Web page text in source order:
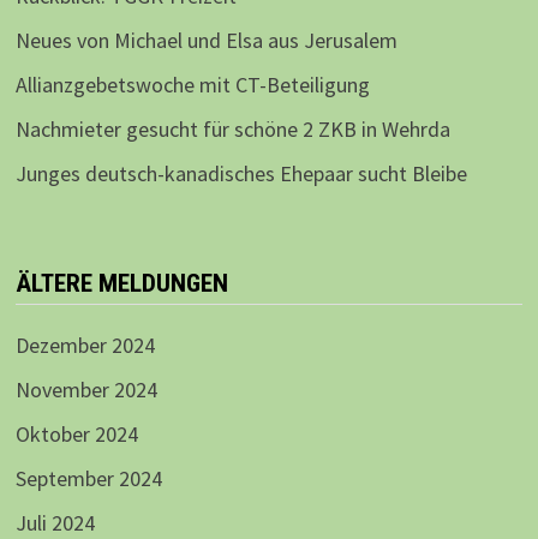
Neues von Michael und Elsa aus Jerusalem
Allianzgebetswoche mit CT-Beteiligung
Nachmieter gesucht für schöne 2 ZKB in Wehrda
Junges deutsch-kanadisches Ehepaar sucht Bleibe
ÄLTERE MELDUNGEN
Dezember 2024
November 2024
Oktober 2024
September 2024
Juli 2024